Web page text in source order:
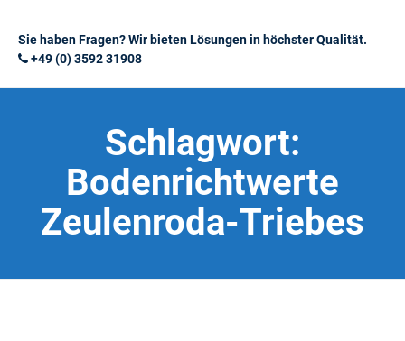
Sie haben Fragen? Wir bieten Lösungen in höchster Qualität.
+49 (0) 3592 31908
Schlagwort:
Bodenrichtwerte
Zeulenroda-Triebes